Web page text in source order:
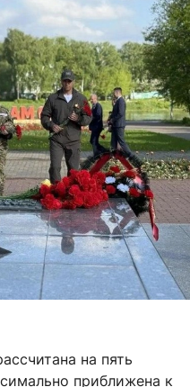
на пять
приближена к